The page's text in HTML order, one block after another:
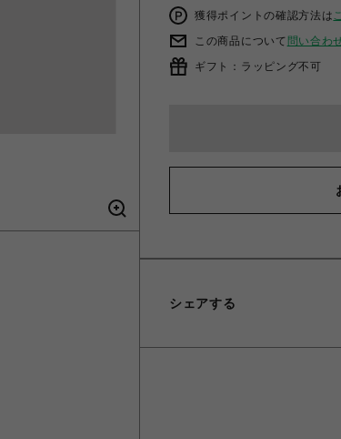
獲得ポイントの確認方法は
この商品について 問い合わ
ギフト：ラッピング不可
シェアする